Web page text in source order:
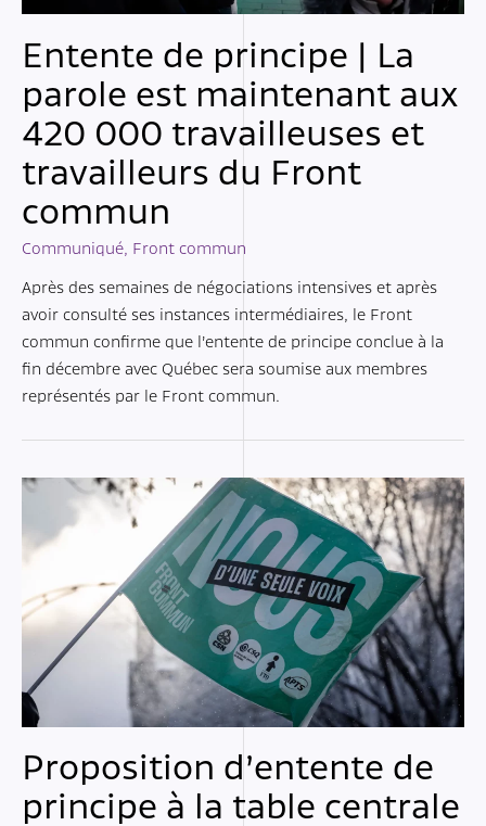
Entente de principe | La
parole est maintenant aux
420 000 travailleuses et
travailleurs du Front
commun
Communiqué Front commun
Après des semaines de négociations intensives et après
avoir consulté ses instances intermédiaires, le Front
commun confirme que l’entente de principe conclue à la
fin décembre avec Québec sera soumise aux membres
représentés par le Front commun.
Proposition d’entente de
principe à la table centrale